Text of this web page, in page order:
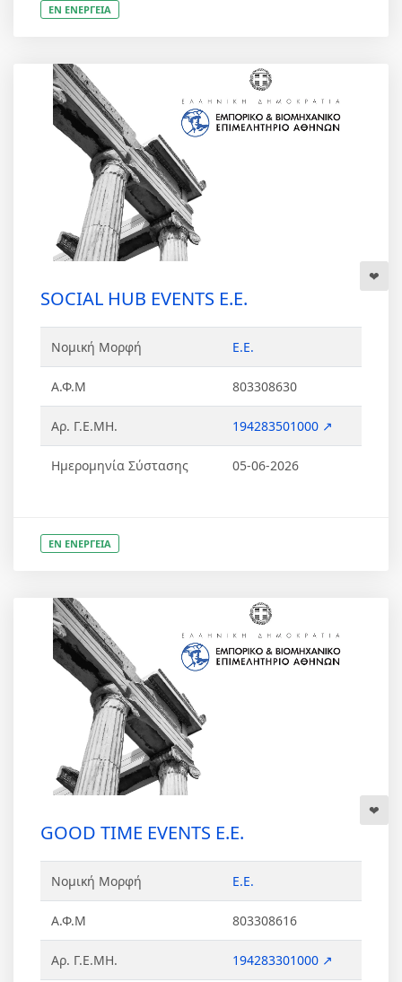
ΕΝ ΕΝΕΡΓΕΙΑ
SOCIAL HUB EVENTS Ε.Ε.
Νομική Μορφή Ε.Ε.
Α.Φ.Μ 803308630
Αρ. Γ.Ε.ΜΗ. 194283501000 ↗
Ημερομηνία Σύστασης 05-06-2026
ΕΝ ΕΝΕΡΓΕΙΑ
GOOD TIME EVENTS Ε.Ε.
Νομική Μορφή Ε.Ε.
Α.Φ.Μ 803308616
Αρ. Γ.Ε.ΜΗ. 194283301000 ↗